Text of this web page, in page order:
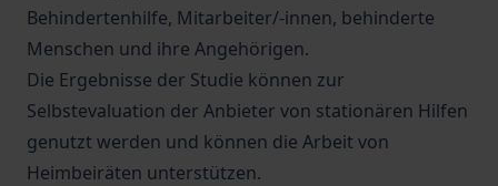
Behindertenhilfe, Mitarbeiter/-innen, behinderte
Menschen und ihre Angehörigen.
Die Ergebnisse der Studie können zur
Selbstevaluation der Anbieter von stationären Hilfen
genutzt werden und können die Arbeit von
Heimbeiräten unterstützen.